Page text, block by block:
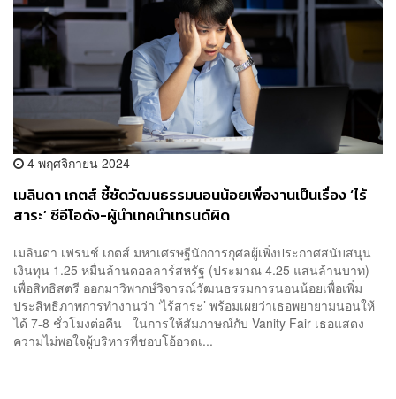
4 พฤศจิกายน 2024
เมลินดา เกตส์ ชี้ชัดวัฒนธรรมนอนน้อยเพื่องานเป็นเรื่อง ‘ไร้
สาระ’ ซีอีโอดัง-ผู้นำเทคนำเทรนด์ผิด
เมลินดา เฟรนช์ เกตส์ มหาเศรษฐีนักการกุศลผู้เพิ่งประกาศสนับสนุน
เงินทุน 1.25 หมื่นล้านดอลลาร์สหรัฐ (ประมาณ 4.25 แสนล้านบาท)
เพื่อสิทธิสตรี ออกมาวิพากษ์วิจารณ์วัฒนธรรมการนอนน้อยเพื่อเพิ่ม
ประสิทธิภาพการทำงานว่า ‘ไร้สาระ’ พร้อมเผยว่าเธอพยายามนอนให้
ได้ 7-8 ชั่วโมงต่อคืน ในการให้สัมภาษณ์กับ Vanity Fair เธอแสดง
ความไม่พอใจผู้บริหารที่ชอบโอ้อวดเ...